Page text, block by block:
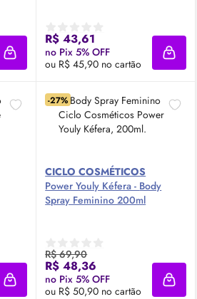
Adicionar à sacola
R$ 43,61
no Pix 5% OFF
ou R$ 45,90 no cartão
Adicionar à sacola
-27%
CICLO COSMÉTICOS
Power Youly Kéfera - Body
Spray Feminino 200ml
R$ 69,90
R$ 48,36
no Pix 5% OFF
ou R$ 50,90 no cartão